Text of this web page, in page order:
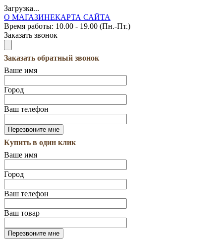
Загрузка...
О МАГАЗИНЕКАРТА САЙТА
Время работы: 10.00 - 19.00 (Пн.-Пт.)
Заказать звонок
Заказать обратный звонок
Ваше имя
Город
Ваш телефон
Купить в один клик
Ваше имя
Город
Ваш телефон
Ваш товар